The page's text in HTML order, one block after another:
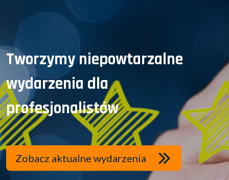
Tworzymy niepowtarzalne
wydarzenia dla
profesjonalistów
Zobacz aktualne wydarzenia